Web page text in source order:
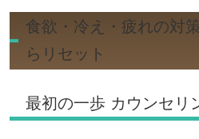
食欲・冷え・疲れの対
らリセット
最初の一歩 カウンセリ